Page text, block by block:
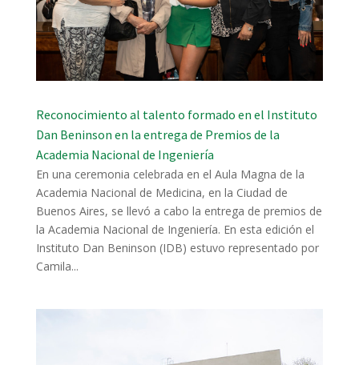
Reconocimiento al talento formado en el Instituto
Dan Beninson en la entrega de Premios de la
Academia Nacional de Ingeniería
En una ceremonia celebrada en el Aula Magna de la
Academia Nacional de Medicina, en la Ciudad de
Buenos Aires, se llevó a cabo la entrega de premios de
la Academia Nacional de Ingeniería. En esta edición el
Instituto Dan Beninson (IDB) estuvo representado por
Camila...